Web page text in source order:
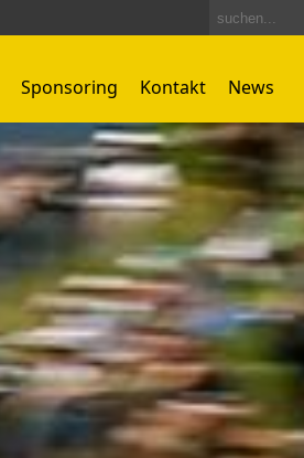
Sponsoring Kontakt News